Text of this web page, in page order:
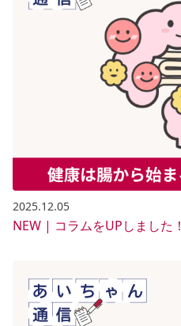
2025.12.05
NEW | コラムをUPしました！